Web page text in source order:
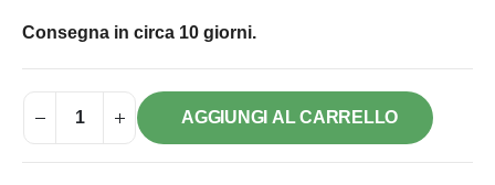
Consegna in circa 10 giorni.
AGGIUNGI AL CARRELLO